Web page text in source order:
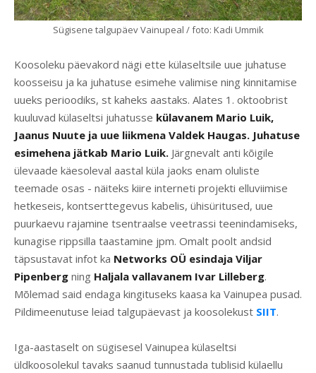
Sügisene talgupäev Vainupeal / foto: Kadi Ummik
Koosoleku päevakord nägi ette külaseltsile uue juhatuse
koosseisu ja ka juhatuse esimehe valimise ning kinnitamise
uueks perioodiks, st kaheks aastaks. Alates 1. oktoobrist
kuuluvad külaseltsi juhatusse külavanem Mario Luik,
Jaanus Nuute ja uue liikmena Valdek Haugas. Juhatuse
esimehena jätkab Mario Luik. Järgnevalt anti kõigile
ülevaade käesoleval aastal küla jaoks enam oluliste
teemade osas - näiteks kiire interneti projekti elluviimise
hetkeseis, kontserttegevus kabelis, ühisüritused, uue
puurkaevu rajamine tsentraalse veetrassi teenindamiseks,
kunagise rippsilla taastamine jpm. Omalt poolt andsid
täpsustavat infot ka Networks OÜ esindaja Viljar
Pipenberg ning Haljala vallavanem Ivar Lilleberg.
Mõlemad said endaga kingituseks kaasa ka Vainupea pusad.
Pildimeenutuse leiad talgupäevast ja koosolekust SIIT.
Iga-aastaselt on sügisesel Vainupea külaseltsi
üldkoosolekul tavaks saanud tunnustada tublisid külaellu